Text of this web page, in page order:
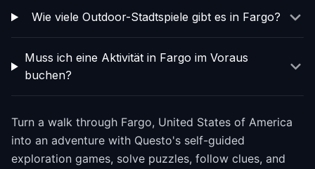
Wie viele Outdoor-Stadtspiele gibt es in Fargo?
Muss ich eine Aktivität in Fargo im Voraus
buchen?
Turn a walk through Fargo, United States of America
into an adventure with Questo's self-guided
exploration games, solve puzzles, follow clues, and